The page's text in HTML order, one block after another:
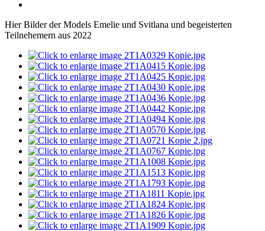
Hier Bilder der Models Emelie und Svitlana und begeisterten
Teilnehemern aus 2022